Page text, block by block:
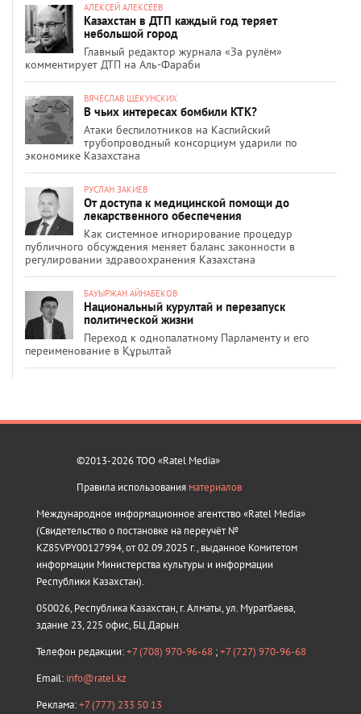
АЛЕКСЕЙ АЛЕКСЕЕВ
Казахстан в ДТП каждый год теряет
небольшой город
Главный редактор журнала «За рулём»
комментирует ДТП на Аль-Фараби
ВЯЧЕСЛАВ ЩЕКУНСКИХ
В чьих интересах бомбили КТК?
Атаки беспилотников на Каспийский
трубопроводный консорциум ударили по
экономике Казахстана
РУСЛАН ЗАКИЕВ
От доступа к медицинской помощи до
лекарственного обеспечения
Как системное игнорирование процедур
публичного обсуждения меняет баланс законности в
регулировании здравоохранения Казахстана
БАУЫРЖАН АЙНАБЕКОВ
Национальный курултай и перезапуск
политической жизни
Переход к однопалатному Парламенту и его
переименование в Құрылтай
©2013-2026 ТОО «Ratel Media»
Правила использования материалов
Международное информационное агентство «Ratel Media»
(Свидетельство о постановке на переучёт №
KZ85VPY00127994, от 02.09.2025 г., выданное Комитетом
информации Министерства культуры и информации
Республики Казахстан).
050026, Республика Казахстан, г. Алматы, ул. Муратбаева,
здание 23, 225 офис, БЦ Дарын
Телефон редакции:+7 (708) 970-96-68 ;+7 (727) 970-96-68
Email: info@ratel.kz
Реклама:+7 (777) 233 50 13